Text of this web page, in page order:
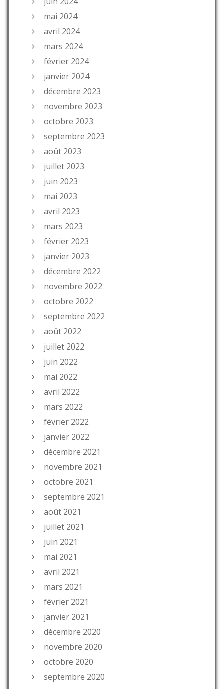
mai 2024
avril 2024
mars 2024
février 2024
janvier 2024
décembre 2023
novembre 2023
octobre 2023
septembre 2023
août 2023
juillet 2023
juin 2023
mai 2023
avril 2023
mars 2023
février 2023
janvier 2023
décembre 2022
novembre 2022
octobre 2022
septembre 2022
août 2022
juillet 2022
juin 2022
mai 2022
avril 2022
mars 2022
février 2022
janvier 2022
décembre 2021
novembre 2021
octobre 2021
septembre 2021
août 2021
juillet 2021
juin 2021
mai 2021
avril 2021
mars 2021
février 2021
janvier 2021
décembre 2020
novembre 2020
octobre 2020
septembre 2020